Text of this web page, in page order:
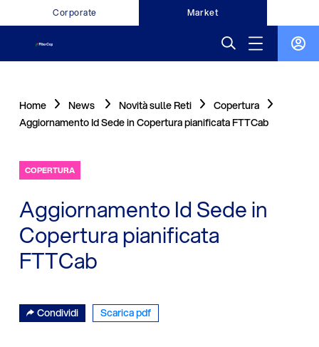
Corporate Market
Home News Novità sulle Reti
Copertura
Aggiornamento Id Sede in Copertura pianificata FTTCab
COPERTURA
Aggiornamento Id Sede in
Copertura pianificata
FTTCab
Condividi Scarica pdf